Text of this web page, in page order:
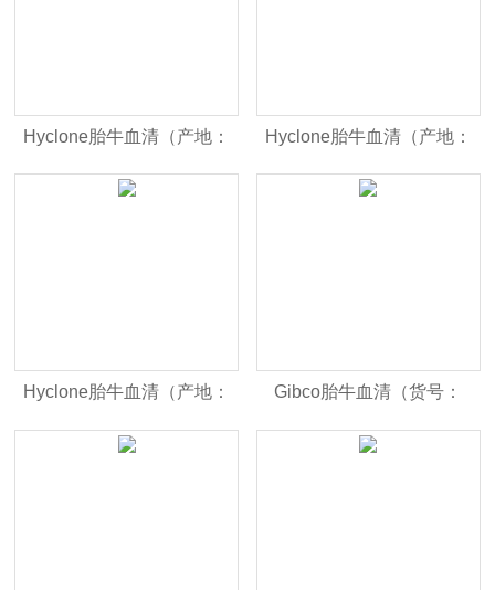
Hyclone胎牛血清（产地：
澳洲血源 货号：
Hyclone胎牛血清（产地：
美洲血源 货号：
Hyclone胎牛血清（产地：
加拿大血源 货号：
Gibco胎牛血清（货号：
12676-029）经过活性炭-葡